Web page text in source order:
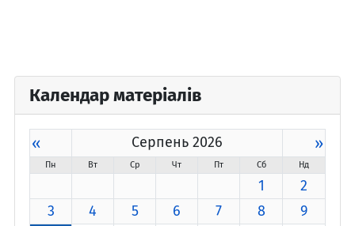
Календар матеріалів
« Серпень 2026 »
Пн Вт Ср Чт Пт Сб Нд
1
2
3
4 5 6 7 8
9